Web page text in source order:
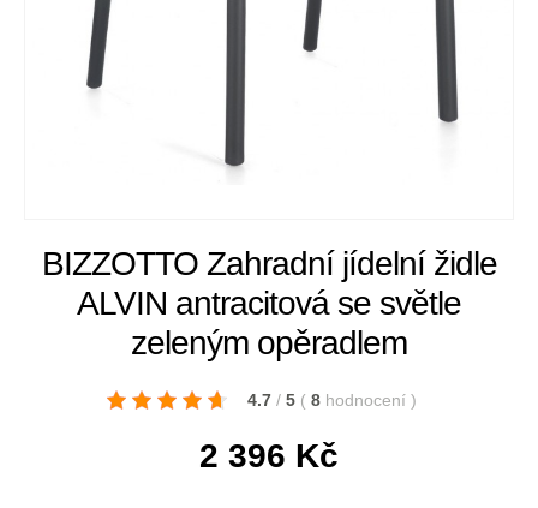
BIZZOTTO Zahradní jídelní židle
ALVIN antracitová se světle
zeleným opěradlem
4.7 / 5 ( 8 hodnocení )
2 396 Kč